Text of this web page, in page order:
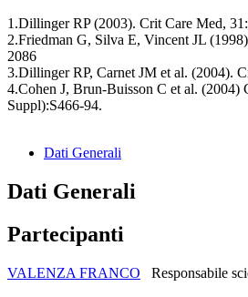
1.Dillinger RP (2003). Crit Care Med,
2.Friedman G, Silva E, Vincent JL
2086
3.Dillinger RP, Carnet JM et al. (2004).
4.Cohen J, Brun-Buisson C et al. (2004)
Suppl):S466-94.
Dati Generali
Dati Generali
Partecipanti
VALENZA FRANCO Responsabile